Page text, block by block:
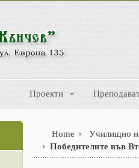
Проекти
Home
Училищно
Победителите във